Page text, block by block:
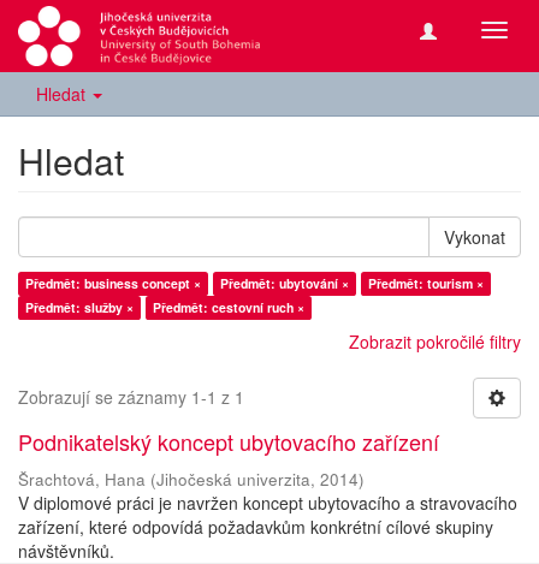
Hledat
Hledat
Vykonat
Předmět: business concept × Předmět: ubytování ×
Předmět: tourism ×
Předmět: služby ×
Předmět: cestovní ruch ×
Zobrazit pokročilé filtry
Zobrazují se záznamy 1-1 z 1
Podnikatelský koncept ubytovacího zařízení
Šrachtová, Hana (Jihočeská univerzita, 2014)
V diplomové práci je navržen koncept ubytovacího a stravovacího
zařízení, které odpovídá požadavkům konkrétní cílové skupiny
návštěvníků.